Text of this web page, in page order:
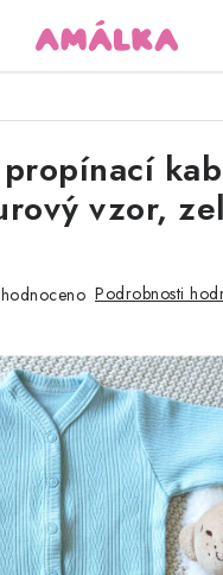
OBLEČENÍ
NÁKRČNÍKY
DEKY, DOPLŇKY
Doprava a platba
vzor,
Podrobnosti